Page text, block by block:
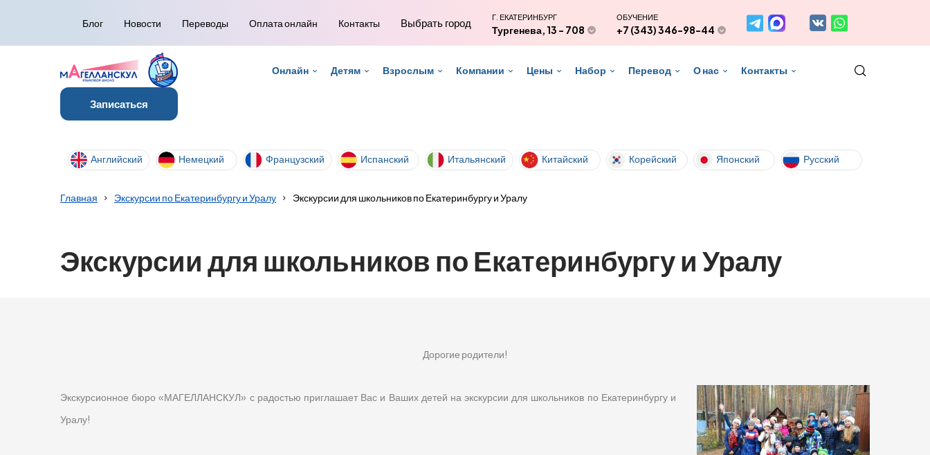
Блог Новости Переводы Оплата онлайн Контакты Выбрать город Г. ЕКАТЕРИНБУРГ
Тургенева, 13 - 708
ОБУЧЕНИЕ
+7 (343) 346-98-44
Онлайн Детям Взрослым Компании Цены Набор Перевод О нас Контакты
Записаться
Английский Немецкий Французский Испанский Итальянский Китайский Корейский Японский Русский
Главная Экскурсии по Екатеринбургу и Уралу Экскурсии для школьников по Екатеринбургу и Уралу
Экскурсии для школьников по Екатеринбургу и Уралу
Дорогие родители!
Экскурсионное бюро «МАГЕЛЛАНСКУЛ» с радостью приглашает Вас и Ваших детей на экскурсии для школьников по Екатеринбургу и
Уралу!